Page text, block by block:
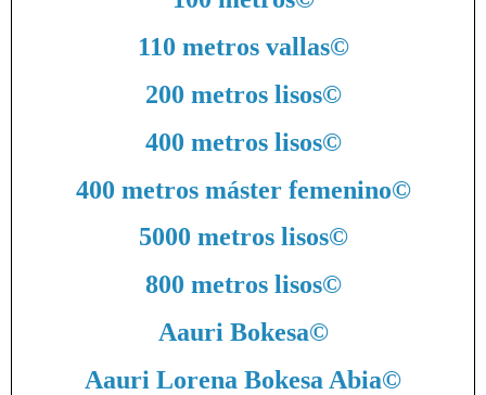
110 metros vallas©
200 metros lisos©
400 metros lisos©
400 metros máster femenino©
5000 metros lisos©
800 metros lisos©
Aauri Bokesa©
Aauri Lorena Bokesa Abia©